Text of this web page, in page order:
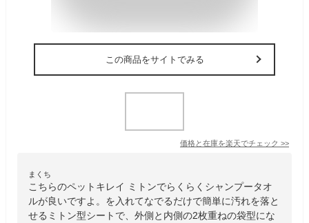
この商品をサイトでみる
価格と在庫を楽天でチェック >>
まくち
こちらのペットキレイ ミトンでらくらくシャンプータオ
ルが良いですよ。を入れてなでるだけで簡単に汚れを落と
せるミトン型シートで、外側と内側の2枚重ねの袋型にな